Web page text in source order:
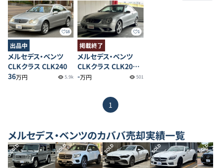
18
出品中
メルセデス・ベンツ
CLKクラス CLK240
36万円 5.9k
1
掲載終了
メルセデス・ベンツ
CLKクラス CLK200
コンプレッサー AMG
-万円 501
1
メルセデス・ベンツのカババ売却実績一覧
SOLD SOLD SOLD SOLD SOLD